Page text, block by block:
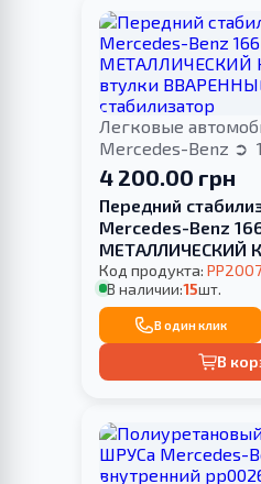
Легковые
Mercedes-Benz
4 200.00 грн
Передний
Mercedes-Benz
МЕТАЛЛИЧЕСКИЙ
втулки
стабилизатор
Код продукта:
В наличии:15шт.
В один клик
В